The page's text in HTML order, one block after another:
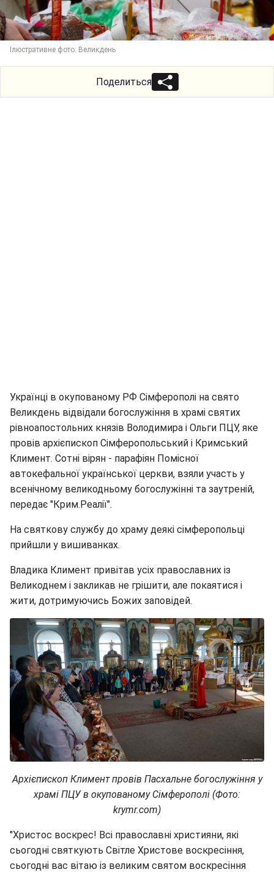
Ілюстративне фото: Великдень
Поделиться
Українці в окупованому РФ Сімферополі на свято
Великдень відвідали богослужіння в храмі святих
рівноапостольних князів Володимира і Ольги ПЦУ, яке
провів архієпископ Сімферопольський і Кримський
Климент. Сотні вірян - парафіян Помісної
автокефальної української церкви, взяли участь у
всенічному великодньому богослужінні та заутреній,
передає "Крим.Реалії".
На святкову службу до храму деякі сімферопольці
прийшли у вишиванках.
Владика Климент привітав усіх православних із
Великоднем і закликав не грішити, але покаятися і
жити, дотримуючись Божих заповідей.
Архієпископ Климент провів Пасхальне богослужіння у
храмі ПЦУ в окупованому Сімферополі (Фото:
krymr.com)
"Христос воскрес! Всі православні християни, які
сьогодні святкують Світле Христове воскресіння,
сьогодні вас вітаю із великим святом воскресіння